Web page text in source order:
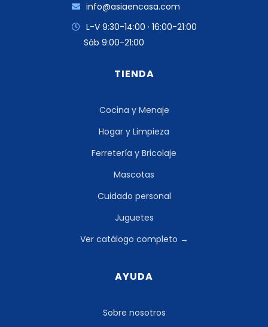
info@asiaencasa.com
L-V 9:30-14:00 · 16:00-21:00
Sáb 9:00-21:00
TIENDA
Cocina y Menaje
Hogar y Limpieza
Ferretería y Bricolaje
Mascotas
Cuidado personal
Juguetes
Ver catálogo completo →
AYUDA
Sobre nosotros